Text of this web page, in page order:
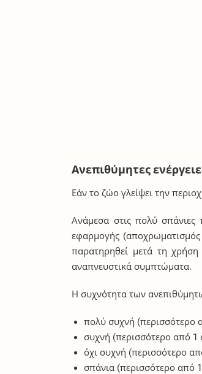
Ανεπιθύμητες
Εάν το ζώο γλείψει την
Ανάμεσα στις πολύ σπάνιες
εφαρμογής
παρατηρηθεί μετά τη χρήση
αναπνευστικά συμπτώματα.
Η συχνότητα των
πολύ συχνή (περισσότερο
συχνή (περισσότερο από
όχι συχνή (περισσότερο
σπάνια (περισσότερο από